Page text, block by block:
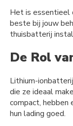
Het is
beste bij jouw
thuisbatterij
De Rol
Lithium-
die ze ideaal
compact, hebben
hun lading goed.